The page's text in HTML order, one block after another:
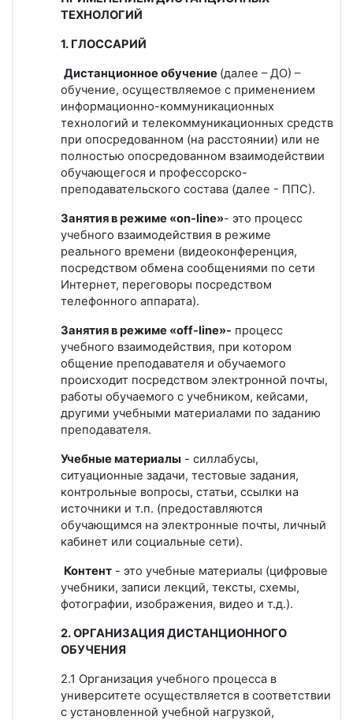
ТЕХНОЛОГИЙ
1. ГЛОССАРИЙ
Дистанционное обучение (далее – ДО) –
обучение, осуществляемое с применением
информационно-коммуникационных
технологий и телекоммуникационных средств
при опосредованном (на расстоянии) или не
полностью опосредованном взаимодействии
обучающегося и профессорско-
преподавательского состава (далее - ППС).
Занятия в режиме «on-line»- это процесс
учебного взаимодействия в режиме
реального времени (видеоконференция,
посредством обмена сообщениями по сети
Интернет, переговоры посредством
телефонного аппарата).
Занятия в режиме «off-line»- процесс
учебного взаимодействия, при котором
общение преподавателя и обучаемого
происходит посредством электронной почты,
работы обучаемого с учебником, кейсами,
другими учебными материалами по заданию
преподавателя.
Учебные материалы - силлабусы,
ситуационные задачи, тестовые задания,
контрольные вопросы, статьи, ссылки на
источники и т.п. (предоставляются
обучающимся на электронные почты, личный
кабинет или социальные сети).
Контент - это учебные материалы (цифровые
учебники, записи лекций, тексты, схемы,
фотографии, изображения, видео и т.д.).
2. ОРГАНИЗАЦИЯ ДИСТАНЦИОННОГО
ОБУЧЕНИЯ
2.1 Организация учебного процесса в
университете осуществляется в соответствии
с установленной учебной нагрузкой,